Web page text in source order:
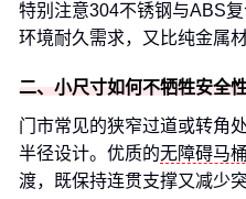
特别注意304不锈钢与ABS
环境耐久需求，又比纯金属
二、小尺寸如何不牺牲安全
门市常见的狭窄过道或转角
半径设计。优质的无障碍马
渡，既保持连贯支撑又减少突